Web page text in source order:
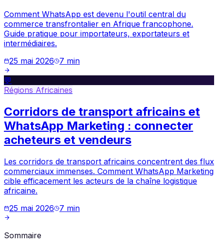
Comment WhatsApp est devenu l'outil central du
commerce transfrontalier en Afrique francophone.
Guide pratique pour importateurs, exportateurs et
intermédiaires.
25 mai 2026
7 min
💬
Régions Africaines
Corridors de transport africains et
WhatsApp Marketing : connecter
acheteurs et vendeurs
Les corridors de transport africains concentrent des flux
commerciaux immenses. Comment WhatsApp Marketing
cible efficacement les acteurs de la chaîne logistique
africaine.
25 mai 2026
7 min
Sommaire